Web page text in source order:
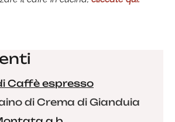
Caffè espresso
di Crema di Gianduia